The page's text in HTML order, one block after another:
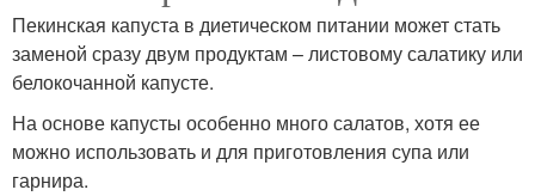
Пекинская капуста в диетическом питании может стать
заменой сразу двум продуктам – листовому салатику или
белокочанной капусте.
На основе капусты особенно много салатов, хотя ее
можно использовать и для приготовления супа или
гарнира.